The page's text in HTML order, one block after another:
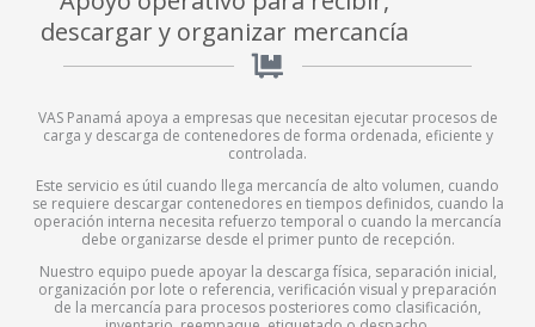
descargar y organizar mercancía
VAS Panamá apoya a empresas que necesitan ejecutar procesos de
carga y descarga de contenedores de forma ordenada, eficiente y
controlada.
Este servicio es útil cuando llega mercancía de alto volumen, cuando
se requiere descargar contenedores en tiempos definidos, cuando la
operación interna necesita refuerzo temporal o cuando la mercancía
debe organizarse desde el primer punto de recepción.
Nuestro equipo puede apoyar la descarga física, separación inicial,
organización por lote o referencia, verificación visual y preparación
de la mercancía para procesos posteriores como clasificación,